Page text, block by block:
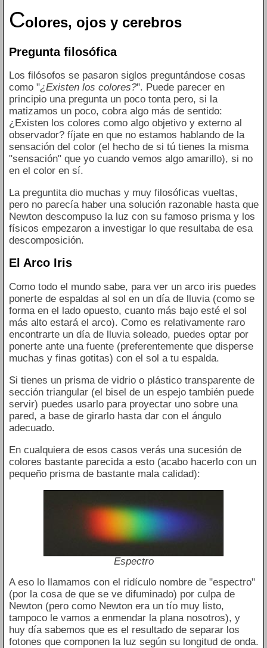
Colores, ojos y cerebros
Pregunta filosófica
Los filósofos se pasaron siglos preguntándose cosas
como "¿Existen los colores?". Puede parecer en
principio una pregunta un poco tonta pero, si la
matizamos un poco, cobra algo más de sentido:
¿Existen los colores como algo objetivo y externo al
observador? fíjate en que no estamos hablando de la
sensación del color (el hecho de si tú tienes la misma
"sensación" que yo cuando vemos algo amarillo), si no
en el color en sí.
La preguntita dio muchas y muy filosóficas vueltas,
pero no parecía haber una solución razonable hasta que
Newton descompuso la luz con su famoso prisma y los
físicos empezaron a investigar lo que resultaba de esa
descomposición.
El Arco Iris
Como todo el mundo sabe, para ver un arco iris puedes
ponerte de espaldas al sol en un día de lluvia (como se
forma en el lado opuesto, cuanto más bajo esté el sol
más alto estará el arco). Como es relativamente raro
encontrarte un día de lluvia soleado, puedes optar por
ponerte ante una fuente (preferentemente que disperse
muchas y finas gotitas) con el sol a tu espalda.
Si tienes un prisma de vidrio o plástico transparente de
sección triangular (el bisel de un espejo también puede
servir) puedes usarlo para proyectar uno sobre una
pared, a base de girarlo hasta dar con el ángulo
adecuado.
En cualquiera de esos casos verás una sucesión de
colores bastante parecida a esto (acabo hacerlo con un
pequeño prisma de bastante mala calidad):
Espectro
A eso lo llamamos con el ridículo nombre de "espectro"
(por la cosa de que se ve difuminado) por culpa de
Newton (pero como Newton era un tío muy listo,
tampoco le vamos a enmendar la plana nosotros), y
huy día sabemos que es el resultado de separar los
fotones que componen la luz según su longitud de onda.